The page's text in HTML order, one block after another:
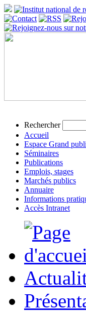
Rechercher
Accueil
Espace Grand
Séminaires
Publications
Emplois, stages
Marchés publics
Annuaire
Informations
Accès Intranet